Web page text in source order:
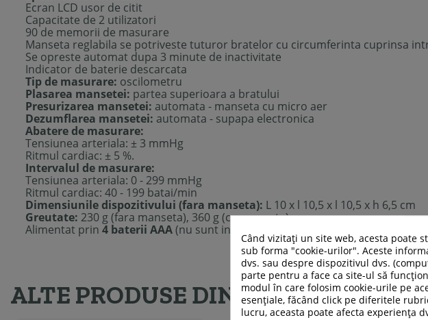
Ecran LCD usor de citit
Capacitate de 2 utilizatori
90 de memorii de masurare
Manseta reglabila se potriveste tuturor bratelor cu circumferinta cuprinsa
Se opreste automat dupa 3 minute de inactivitate
Indicator de baterie descarcata
Tip de masurare: oscilometru
Plasarea mansetei: partea superioara a bratului
Presurizarea mansetei: automata - manseta cu micro aer
Dezumflarea mansetei: automata - supapa electronica
Abatere de masurare:
Tensiunea arteriala: ± 3 mmHg
Ritmul cardiac: ± 5 %.
Intervalul de masurare:
Tensiunea arteriala: 0 - 299 mmHg
Ritmul cardiac: 40 - 199 batai/min
Dimensiunile dispozitivului (fara manseta): L 10 x l 10,5 x l 10,5 x h 6,5 cm
Greutate: 230 g (fara manseta), 360 g (cu manseta)
Alimentat prin 4 baterii AAA(nu sunt incluse) sau prin
ALTE PRODUSE DIN ACEEASI
Când vizitați un site web, acesta poate
sub forma "cookie-urilor". Aceste
dvs. sau despre dispozitivul dvs.
parte pentru a face ca site-ul să
modul în care folosim cookie-urile pe
esențiale, făcând click pe diferitele
lucru, aceasta poate afecta experiența